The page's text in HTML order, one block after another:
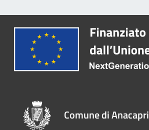
Comune di Anacapri